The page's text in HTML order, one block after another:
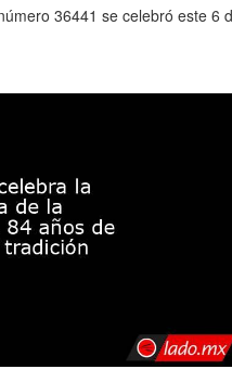
36441 se celebró este